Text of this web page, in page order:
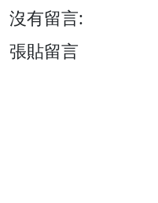
沒有留言:
張貼留言